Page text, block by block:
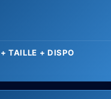
TAILLE + DISPO